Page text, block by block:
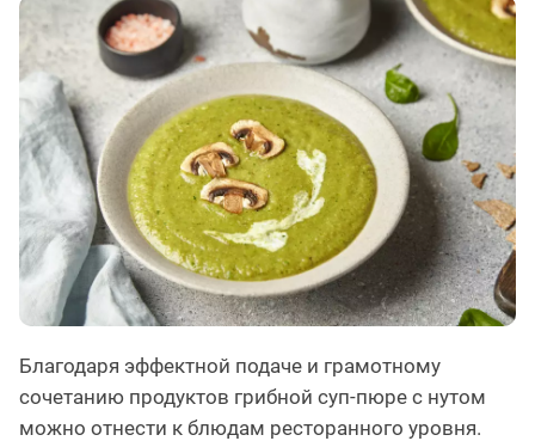
Благодаря эффектной подаче и грамотному
сочетанию продуктов грибной суп-пюре с нутом
можно отнести к блюдам ресторанного уровня.